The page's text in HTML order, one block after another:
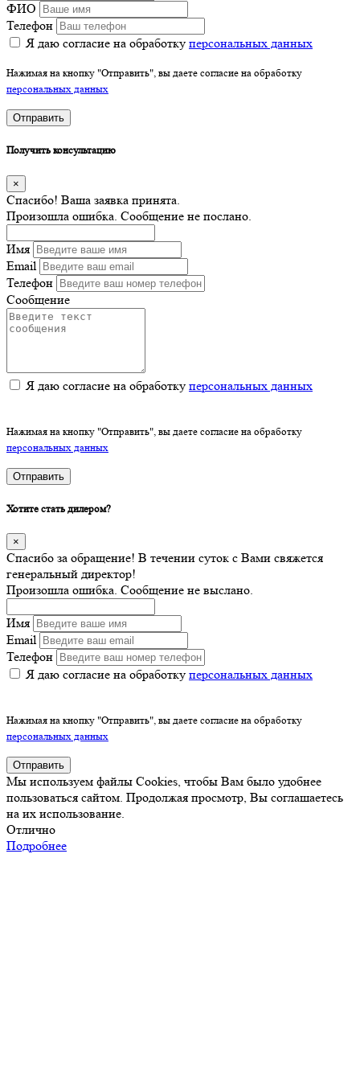
ФИО
Телефон
Я даю согласие на обработку персональных данных
Нажимая на кнопку "Отправить", вы даете согласие на обработку
персональных данных
Отправить
Получить консультацию
×
Спасибо! Ваша заявка принята.
Произошла ошибка. Сообщение не послано.
Имя
Email
Телефон
Сообщение
Я даю согласие на обработку персональных данных
Нажимая на кнопку "Отправить", вы даете согласие на обработку
персональных данных
Отправить
Хотите стать дилером?
×
Спасибо за обращение! В течении суток с Вами свяжется
генеральный директор!
Произошла ошибка. Сообщение не выслано.
Имя
Email
Телефон
Я даю согласие на обработку персональных данных
Нажимая на кнопку "Отправить", вы даете согласие на обработку
персональных данных
Отправить
Мы используем файлы Cookies, чтобы Вам было удобнее
пользоваться сайтом. Продолжая просмотр, Вы соглашаетесь
на их использование.
Отлично
Подробнее